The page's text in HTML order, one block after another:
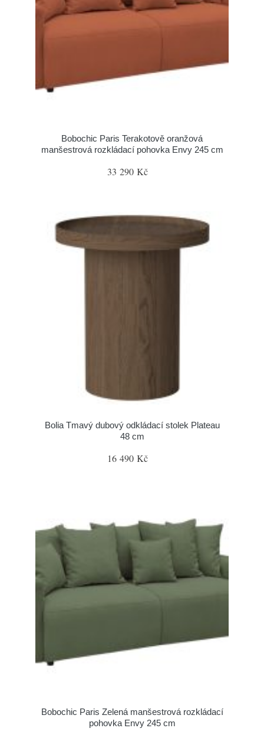
Bobochic Paris Terakotově oranžová
manšestrová rozkládací pohovka Envy 245 cm
33 290 Kč
Bolia Tmavý dubový odkládací stolek Plateau
48 cm
16 490 Kč
Bobochic Paris Zelená manšestrová rozkládací
pohovka Envy 245 cm